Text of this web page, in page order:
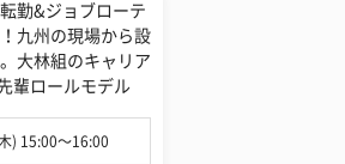
転勤&ジョブローテ
九州の現場から設
大林組のキャリア
輩ロールモデル
) 15:00〜16:00